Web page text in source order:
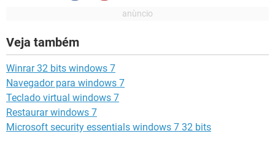
Veja também
Winrar 32 bits windows 7
Navegador para windows 7
Teclado virtual windows 7
Restaurar windows 7
Microsoft security essentials windows 7 32 bits